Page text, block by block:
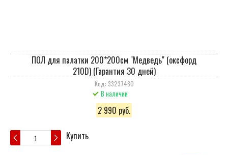
ПОЛ для палатки 200*200см "Медведь" (оксфорд
210D) (Гарантия 30 дней)
Код: 33237480
В наличии
2 990 руб.
Купить